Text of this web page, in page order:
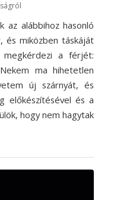
az alábbihoz hasonló
és miközben táskáját
megkérdezi a férjét:
ma hihetetlen
új szárnyát, és
előkészítésével és a
hogy nem hagytak